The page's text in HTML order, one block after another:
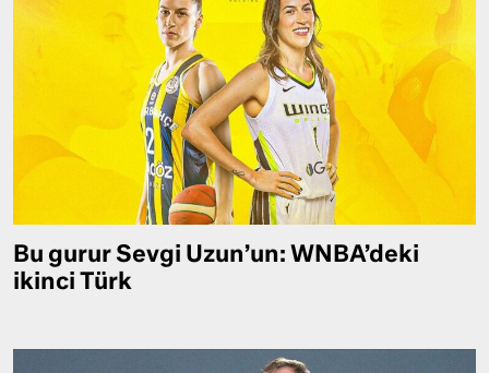
Bu gurur Sevgi Uzun’un: WNBA’deki
ikinci Türk